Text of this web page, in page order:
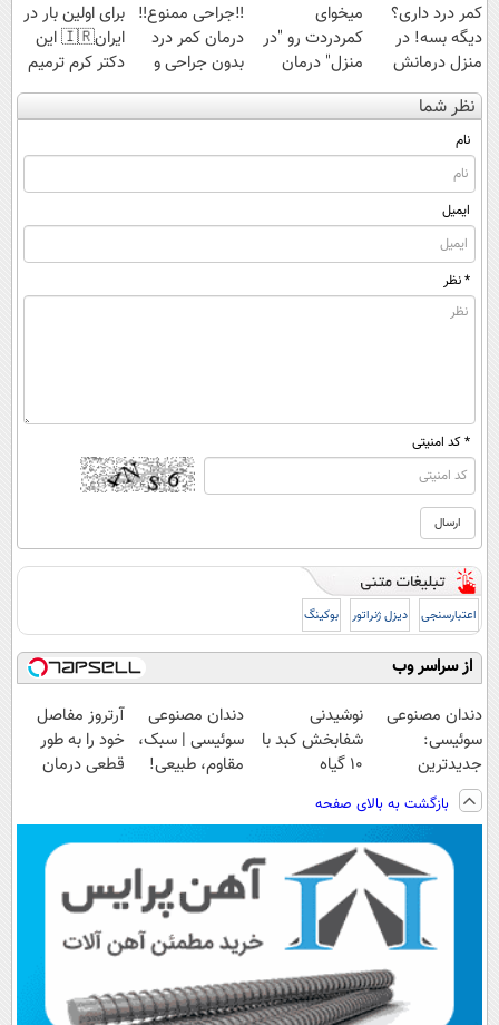
کمر درد داری؟
دیگه بسه! در
منزل درمانش
کن
(◀پرسش‌نامه)
میخوای
کمردردت رو "در
منزل" درمان
کنی؟ (◂فیلم +
◂پرسش‌نامه)
‼️جراحی ممنوع‼️
درمان کمر درد
بدون جراحی و
دوره نقاهت
برای اولین بار در
ایران🇮🇷 این
دکتر کرم ترمیم
کننده 23 روزه
ساخت!
نظر شما
نام
ایمیل
* نظر
* کد امنیتی
اعتبارسنجی دیزل ژنراتور بوکینگ
از سراسر وب
دندان مصنوعی
سوئیسی:
جدیدترین
فناوری اروپا،
سبک و مقاوم |
پرداخت قسطی
نوشیدنی
شفابخش کبد با
10 گیاه
امشب)
دندان مصنوعی
سوئیسی | سبک،
مقاوم، طبیعی!
اقساطی😍
آرتروز مفاصل
خود را به طور
قطعی درمان
بازگشت به بالای صفحه